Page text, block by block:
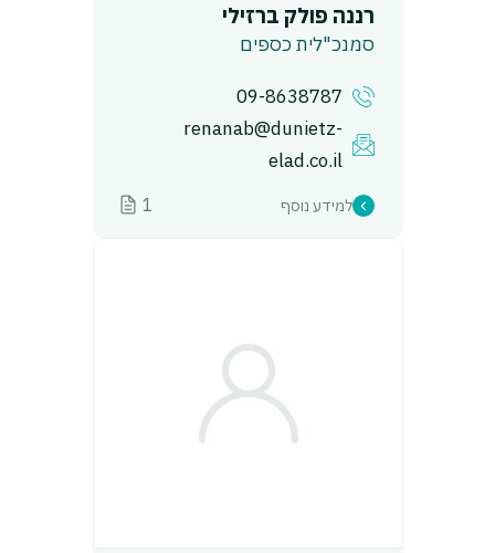
רננה פולק ברזילי
סמנכ"לית כספים
09-8638787
renanab@dunietz-
elad.co.il
למידע נוסף 1